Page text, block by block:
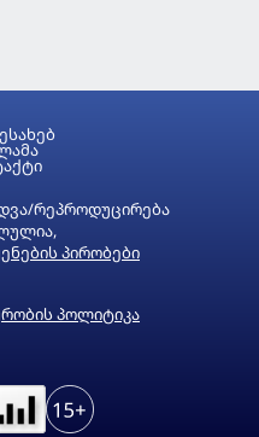
რეპროდუცირება
პირობები
პოლიტიკა